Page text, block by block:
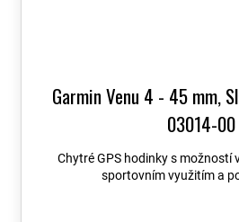
Garmin Venu 4 - 45 mm,
03014-00
Chytré GPS hodinky s možností
sportovním využitím a